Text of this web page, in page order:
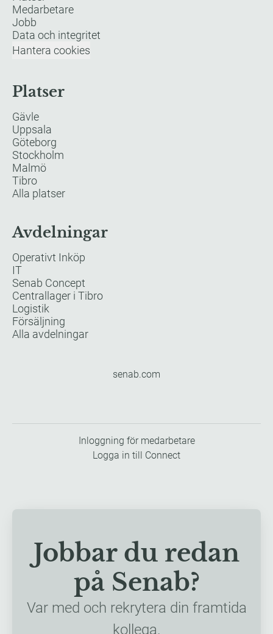
Medarbetare
Jobb
Data och integritet
Hantera cookies
Platser
Gävle
Uppsala
Göteborg
Stockholm
Malmö
Tibro
Alla platser
Avdelningar
Operativt Inköp
IT
Senab Concept
Centrallager i Tibro
Logistik
Försäljning
Alla avdelningar
senab.com
Inloggning för medarbetare
Logga in till Connect
Jobbar du redan
på Senab?
Var med och rekrytera din framtida
kollega.